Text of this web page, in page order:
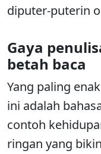
diputer-puterin
Gaya
betah baca
Yang paling
ini adalah
contoh
ringan yang